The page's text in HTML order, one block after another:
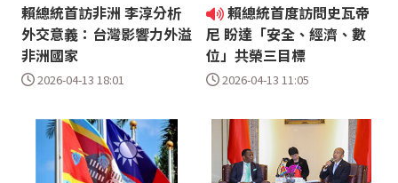
賴總統首訪非洲 李淳分析
外交意義：台灣影響力外溢
非洲國家
2026-04-13 18:01
賴總統首度訪問史瓦帝
尼 盼達「安全、經濟、數
位」共榮三目標
2026-04-13 11:05